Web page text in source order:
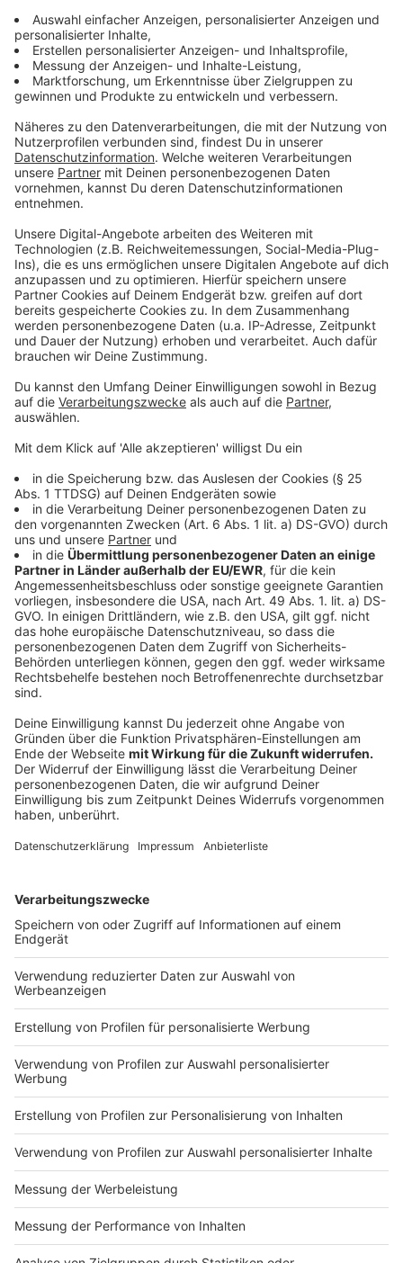
ist.
Anzeige
Anzeige
Fieber und Kopfschmerzen. Daraufhin bin ich am
Montag natürlich mit ihm zum Arzt. Ich weiß
auch, dass die Kinder zwei Tage fieberfrei sein
müssen um wieder zu gehen. Ich hatte den Arzt
bezüglich Corona angesprochen und er hat mir
ausdrücklich gesagt, das die die Kinder nicht
wieder gesund bzw Corona frei schreiben. Es
sollte allen Eltern klar sein, dass ein Kind was
hustet und ne laufende Nase hat in der Zeit von
Symptome weg wären."
Nicole: "Richtig so - wir Erzieher müssen die
anderen Kinder und uns schützen.
Abstandsregelung ist kaum möglich. So schwer
es auch für Eltern ist, in dieser besonderen
Situation geht es momentan leider nicht anders."
Annika: "Gerade im Kindergarten werden Kinder
krank,die ganz kleinen stecken sich alles im
Mund. Es wird zwischen allen Altersgruppen
Spielzeug getauscht ect. Es muss nicht gleich
Kindergartenzeit auch ständig krank. Sobald die
Mehr Kommentare zu dem Thema, könnt Ihr
jederzeit auf unserer Facebookseite "RADIOWMW"
finden.
Anzeige
Daniel Krawinkel und Silvia Ochlast tauschen
sich in der Morningshow mit Euch aus
Anzeige